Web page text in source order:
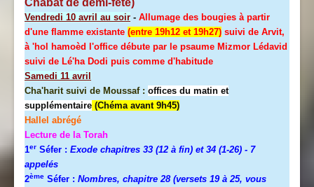
Chabat de demi-fête)
Vendredi 10 avril au soir - Allumage des bougies à partir
d'une flamme existante (entre 19h12 et 19h27) suivi de Arvit,
à 'hol hamoèd l'office débute par le psaume Mizmor Lédavid
suivi de Lé'ha Dodi puis comme d'habitude
Samedi 11 avril
Cha'harit suivi de Moussaf : offices du matin et
supplémentaire (Chéma avant 9h45)
Hallel abrégé
Lecture de la Torah
1er Séfer : Exode chapitres 33 (12 à fin) et 34 (1-26) - 7
appelés
2ème Séfer : Nombres, chapitre 28 (versets 19 à 25, vous